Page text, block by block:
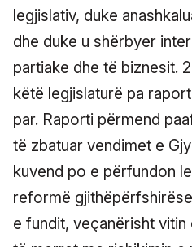
legjislativ, duke
dhe duke u shërbyer
partiake dhe të biznesit.
këtë legjislaturë pa
par. Raporti përmend
të zbatuar vendimet e
kuvend po e përfundon
reformë
e fundit, veçanërisht